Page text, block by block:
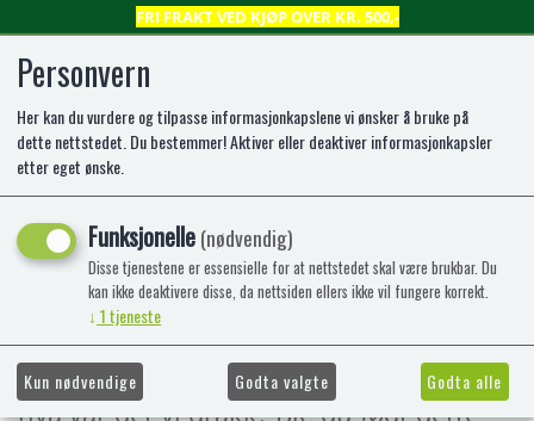
FRI FRAKT VED KJØP OVER KR. 500,-
0
Året 1989
Hvem ble født og hvem døde dette året?
Hvem fikk et gjennombrudd, og hva slo
gjennom? Hva gikk vi kledt i og hva leste
vi for noe? Hva hørte vi på og hvem
snakket til oss? Hva var det vi spiste, og
hva var det vi drakk? Ble du født dette
Personvern
Her kan du vurdere og tilpasse informasjonkapslene vi ønsker å bruke på
dette nettstedet. Du bestemmer! Aktiver eller deaktiver informasjonkapsler
etter eget ønske.
Funksjonelle(nødvendig)
Disse tjenestene er essensielle for at nettstedet skal være brukbar. Du
kan ikke deaktivere disse, da nettsiden ellers ikke vil fungere korrekt.
↓ 1tjeneste
Kun nødvendige Godta valgte Godta alle